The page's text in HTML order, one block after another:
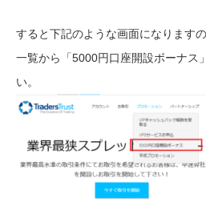
すると下記のような画面になります
一覧から「5000円口座開設ボーナス
い。